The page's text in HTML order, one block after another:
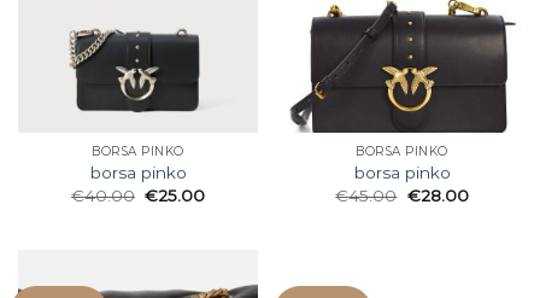
BORSA PINKO
borsa pinko
€40.00 €25.00
BORSA PINKO
borsa pinko
€45.00 €28.00